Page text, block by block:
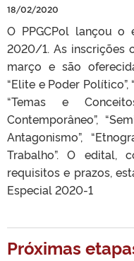
18/02/2020
O PPGCPol lançou o
2020/1. As inscrições
março e são
“Elite e Poder Político”,
“Temas e
Contemporâneo”,
Antagonismo”,
Trabalho”. O edital,
requisitos e prazos,
Especial 2020-1
Próximas